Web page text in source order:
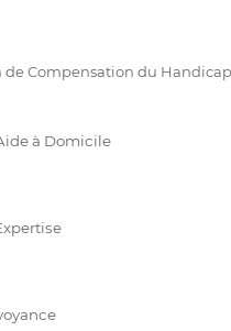
de Compensation du Handicap
à Domicile